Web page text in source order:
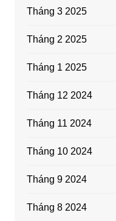
Tháng 3 2025
Tháng 2 2025
Tháng 1 2025
Tháng 12 2024
Tháng 11 2024
Tháng 10 2024
Tháng 9 2024
Tháng 8 2024